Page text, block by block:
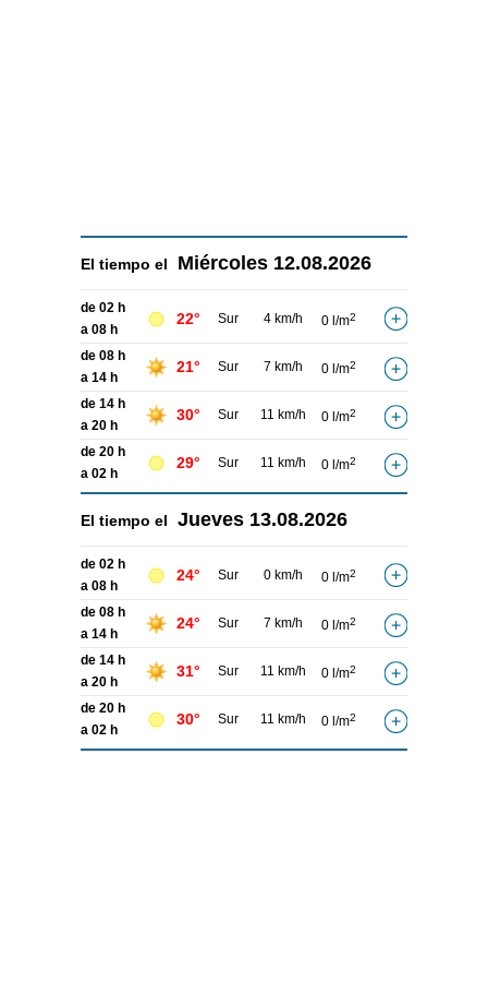
El tiempo el Miércoles 12.08.2026
de 02 h
a 08 h
22° Sur 4 km/h 0 l/m2
de 08 h
a 14 h
21° Sur 7 km/h 0 l/m2
de 14 h
a 20 h
30° Sur 11 km/h 0 l/m2
de 20 h
a 02 h
29° Sur 11 km/h 0 l/m2
El tiempo el Jueves 13.08.2026
de 02 h
a 08 h
24° Sur 0 km/h 0 l/m2
de 08 h
a 14 h
24° Sur 7 km/h 0 l/m2
de 14 h
a 20 h
31° Sur 11 km/h 0 l/m2
de 20 h
a 02 h
30° Sur 11 km/h 0 l/m2